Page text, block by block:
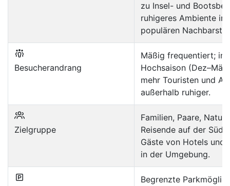
zu Insel- und
ruhigeres Ambiente
populären
Besucherandrang
Mäßig frequentiert; in
Hochsaison
mehr Touristen und
außerhalb ruhiger.
Zielgruppe
Familien, Paare,
Reisende auf der
Gäste von Hotels und
in der Umgebung.
Begrenzte